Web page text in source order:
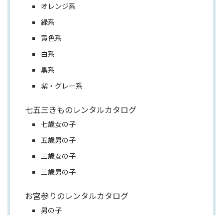
オレンジ系
緑系
黄色系
白系
黒系
紫・グレー系
七五三きものレンタルカタログ
七歳女の子
五歳男の子
三歳女の子
三歳男の子
お宮参りのレンタルカタログ
男の子